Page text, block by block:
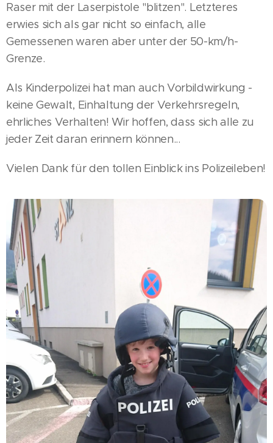
Raser mit der Laserpistole "blitzen". Letzteres
erwies sich als gar nicht so einfach, alle
Gemessenen waren aber unter der 50-km/h-
Grenze.
Als Kinderpolizei hat man auch Vorbildwirkung -
keine Gewalt, Einhaltung der Verkehrsregeln,
ehrliches Verhalten! Wir hoffen, dass sich alle zu
jeder Zeit daran erinnern können...
Vielen Dank für den tollen Einblick ins Polizeileben!